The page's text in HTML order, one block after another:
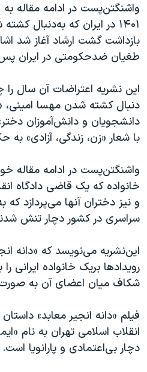
واشنگتن‌پست در ادامه مقاله
۱۴۰۱ در ایران که به‌دنبال
بازداشت گشت ارشاد آغاز شد
طغیان ضدحکومتی در ایران پس از
این‌ نشریه اعتراضات آن سال
دنبال کشته شدن مهسا امینی،
دانشجویان و دانش‌آموزان
با شعار «زن، زندگی، آزادی»
واشنگتن‌پست در ادامه مقاله
خانواده که یک قاضی دادگاه
و نیز دختران آنها می‌پردازد
سراسری در کشور دچار تنش‌
این‌نشریه می‌نویسد که «دانه
رویدادها بریک خانواده ایرانی
شکاف میان اعضای آن به
فیلم «دانه انجیر معابد»
انقلاب اسلامی تهران به نام
دچار بی‌اعتمادی و پارانویا است.